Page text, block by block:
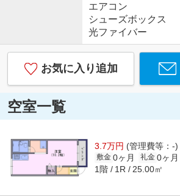
エアコン
シューズボックス
光ファイバー
お気に入り追加
空室一覧
3.7万円 (管理費等：-)
敷金 0ヶ月 礼金 0ヶ月
1階 1R 25.00㎡